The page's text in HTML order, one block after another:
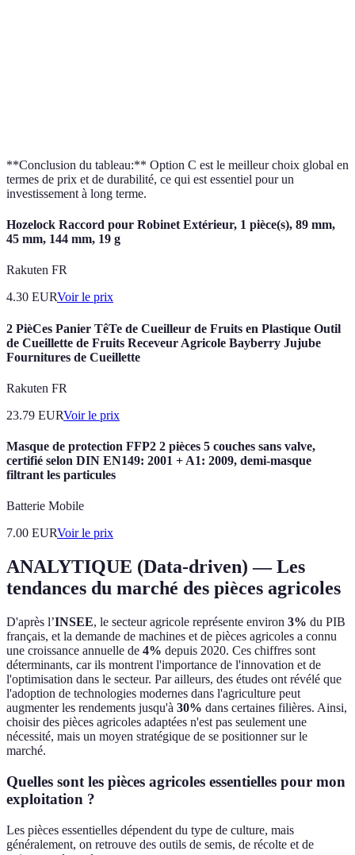
**Conclusion du tableau:** Option C est le meilleur choix global en
termes de prix et de durabilité, ce qui est essentiel pour un
investissement à long terme.
Hozelock Raccord pour Robinet Extérieur, 1 pièce(s), 89 mm,
45 mm, 144 mm, 19 g
Rakuten FR
4.30 EURVoir le prix
2 PièCes Panier TêTe de Cueilleur de Fruits en Plastique Outil
de Cueillette de Fruits Receveur Agricole Bayberry Jujube
Fournitures de Cueillette
Rakuten FR
23.79 EURVoir le prix
Masque de protection FFP2 2 pièces 5 couches sans valve,
certifié selon DIN EN149: 2001 + A1: 2009, demi-masque
filtrant les particules
Batterie Mobile
7.00 EURVoir le prix
ANALYTIQUE (Data-driven) — Les
tendances du marché des pièces agricoles
D'après l’INSEE, le secteur agricole représente environ 3% du PIB
français, et la demande de machines et de pièces agricoles a connu
une croissance annuelle de 4% depuis 2020. Ces chiffres sont
déterminants, car ils montrent l'importance de l'innovation et de
l'optimisation dans le secteur. Par ailleurs, des études ont révélé que
l'adoption de technologies modernes dans l'agriculture peut
augmenter les rendements jusqu'à 30% dans certaines filières. Ainsi,
choisir des pièces agricoles adaptées n'est pas seulement une
nécessité, mais un moyen stratégique de se positionner sur le
marché.
Quelles sont les pièces agricoles essentielles pour mon
exploitation ?
Les pièces essentielles dépendent du type de culture, mais
généralement, on retrouve des outils de semis, de récolte et de